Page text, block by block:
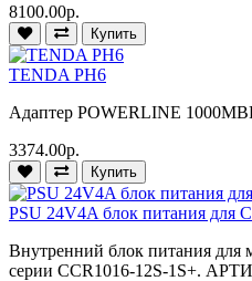
8100.00р.
Купить
TENDA PH6
Адаптер POWERLINE
3374.00р.
Купить
PSU 24V4A блок питания для
Внутренний блок питания для
серии CCR1016-12S-1S+.